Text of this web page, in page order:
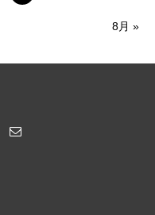
8月 »